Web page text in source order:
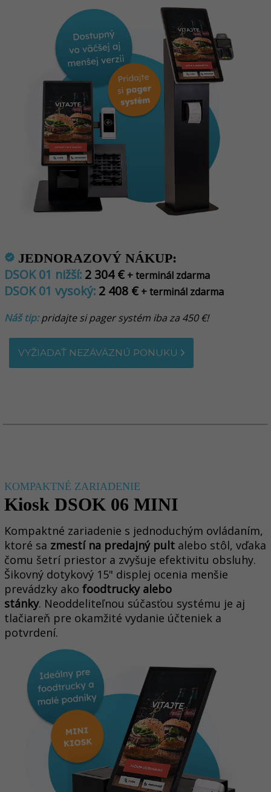
verified JEDNORAZOVÝ NÁKUP:
DSOK 01 nižší: 2 304 € + terminál zdarma
DSOK 01 vysoký: 2 408 € + terminál zdarma
Náš tip:pridajte si pager systém iba za 450 €!
VYŽIADAŤ NEZÁVÄZNÚ PONUKU
KOMPAKTNÉ ZARIADENIE
Kiosk DSOK 06 MINI
Kompaktné zariadenie s jednoduchým ovládaním,
ktoré sa zmestí na predajný pult alebo stôl, vďaka
čomu šetrí priestor a zvyšuje efektivitu obsluhy.
Šikovný dotykový 15" displej ocenia menšie
prevádzky ako foodtrucky alebo
stánky. Neoddeliteľnou súčasťou systému je aj
tlačiareň pre okamžité vydanie účteniek a
potvrdení.